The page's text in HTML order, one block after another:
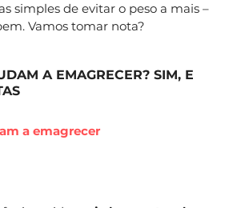
simples de evitar o peso a mais –
Vamos tomar nota?
A EMAGRECER? SIM, E